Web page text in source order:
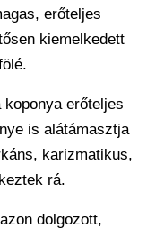
erőteljes
kiemelkedett
erőteljes
is alátámasztja
karizmatikus,
rá.
dolgozott,